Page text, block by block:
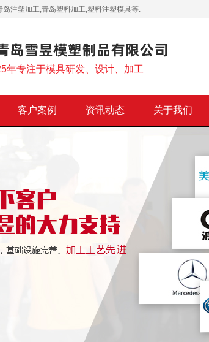
注塑加工,青岛塑料加工,塑料注塑模具等.
年专注于模具研发、设计、加工
客户案例 资讯动态 关于我们